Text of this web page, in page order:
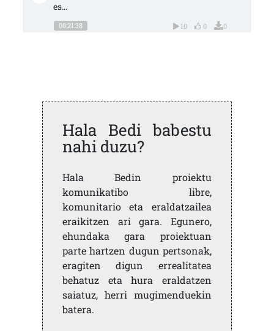
es...
00:21:38 10 0 0
Hala Bedi babestu
nahi duzu?
Hala Bedin proiektu
komunikatibo libre,
komunitario eta eraldatzailea
eraikitzen ari gara. Egunero,
ehundaka gara proiektuan
parte hartzen dugun pertsonak,
eragiten digun errealitatea
behatuz eta hura eraldatzen
saiatuz, herri mugimenduekin
batera.